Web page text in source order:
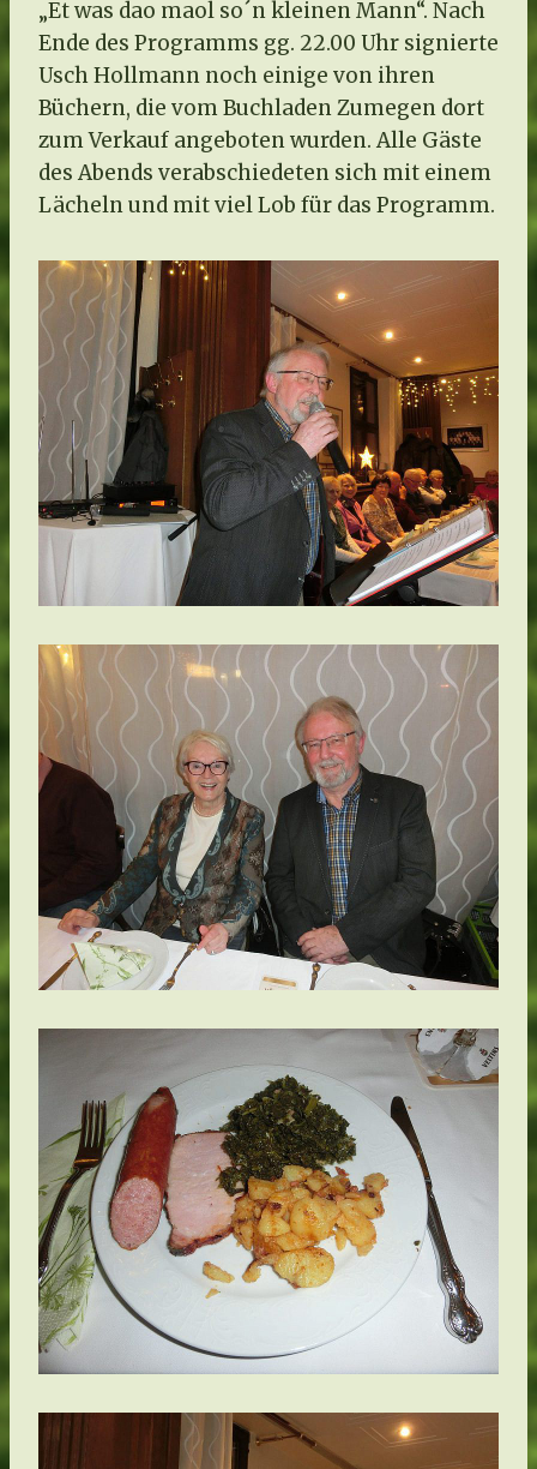
„Et was dao maol so´n kleinen Mann“. Nach
Ende des Programms gg. 22.00 Uhr signierte
Usch Hollmann noch einige von ihren
Büchern, die vom Buchladen Zumegen dort
zum Verkauf angeboten wurden. Alle Gäste
des Abends verabschiedeten sich mit einem
Lächeln und mit viel Lob für das Programm.